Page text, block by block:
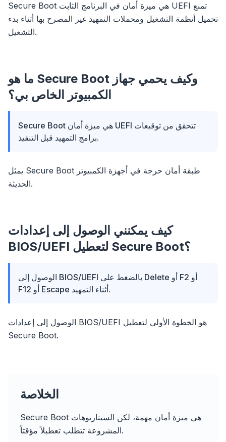
Secure Boot هي ميزة أمان في البرنامج الثابت UEFI تمنع
تحميل أنظمة التشغيل ومحملات التمهيد غير المصرح بها أثناء بدء
التشغيل.
ما هو Secure Boot وكيف يحمي جهاز
الكمبيوتر الخاص بي؟
Secure Boot هي ميزة أمان UEFI تتحقق من توقيعات
برامج التمهيد قبل التنفيذ.
يمثل Secure Boot طبقة أمان حرجة في أجهزة الكمبيوتر
الحديثة.
كيف يمكنني الوصول إلى إعدادات
BIOS/UEFI لتعطيل Secure Boot؟
الوصول إلى BIOS/UEFI بالضغط على Delete أو F2 أو
F12 أو Escape أثناء التمهيد.
الوصول إلى إعدادات BIOS/UEFI هو الخطوة الأولى لتعطيل
Secure Boot.
الخلاصة
Secure Boot هي ميزة أمان مهمة، لكن السيناريوهات
المشروعة تتطلب تعطيلاً مؤقتاً.
flyoobe